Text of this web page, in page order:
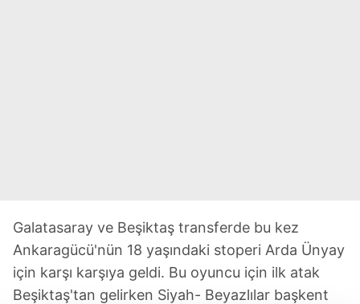
Galatasaray ve Beşiktaş transferde bu kez
Ankaragücü'nün 18 yaşındaki stoperi Arda Ünyay
için karşı karşıya geldi. Bu oyuncu için ilk atak
Beşiktaş'tan gelirken Siyah- Beyazlılar başkent